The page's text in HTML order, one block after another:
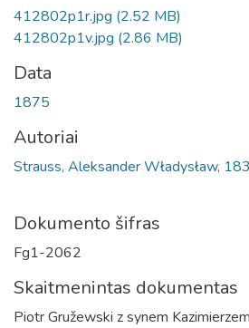
412802p1r.jpg (2.52 MB)
412802p1v.jpg (2.86 MB)
Data
1875
Autoriai
Strauss, Aleksander Władysław,
Dokumento šifras
Fg1-2062
Skaitmenintas dokumentas
Piotr Gružewski z synem